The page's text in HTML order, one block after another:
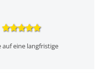
eine langfristige